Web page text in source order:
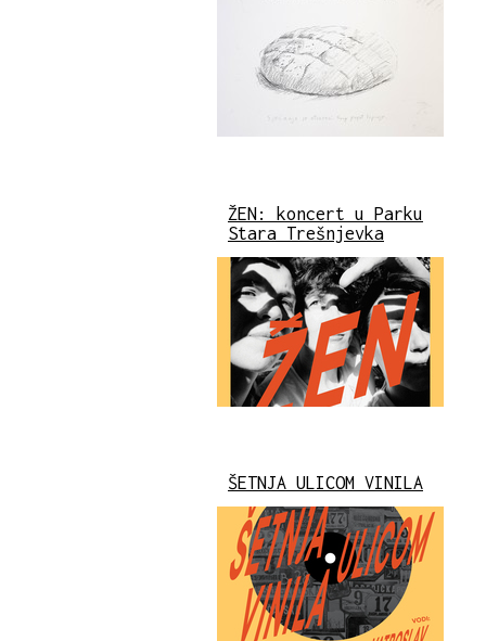
ŽEN: koncert u Parku
Stara Trešnjevka
ŠETNJA ULICOM VINILA